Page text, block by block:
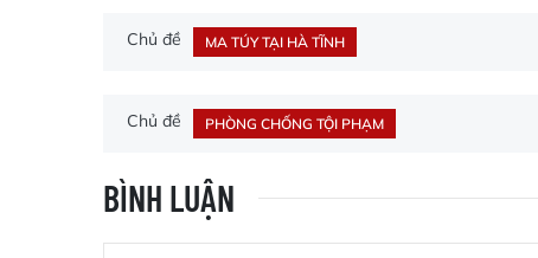
Chủ đề MA TÚY TẠI HÀ TĨNH
Chủ đề PHÒNG CHỐNG TỘI PHẠM
BÌNH LUẬN